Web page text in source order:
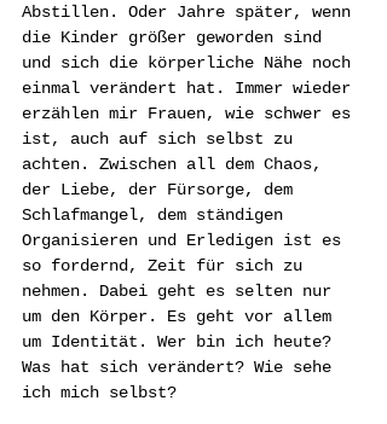
Abstillen. Oder Jahre später, wenn
die Kinder größer geworden sind
und sich die körperliche Nähe noch
einmal verändert hat. Immer wieder
erzählen mir Frauen, wie schwer es
ist, auch auf sich selbst zu
achten. Zwischen all dem Chaos,
der Liebe, der Fürsorge, dem
Schlafmangel, dem ständigen
Organisieren und Erledigen ist es
so fordernd, Zeit für sich zu
nehmen. Dabei geht es selten nur
um den Körper. Es geht vor allem
um Identität. Wer bin ich heute?
Was hat sich verändert? Wie sehe
ich mich selbst?